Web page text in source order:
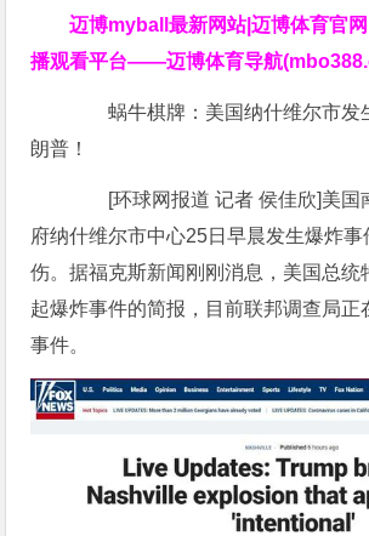
迈博myball最新网站|迈博体育官
播观看平台——迈博体育导航
蜗牛棋牌：美国纳什维尔市发
朗普！
[环球网报道 记者 侯佳欣]美国
府纳什维尔市中心25日早晨发生爆炸事
伤。据福克斯新闻刚刚消息，美国总统
起爆炸事件的简报，目前联邦调查局正
事件。